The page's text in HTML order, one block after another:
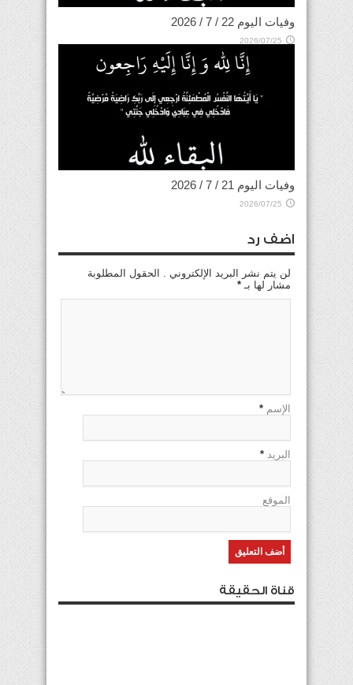
وفيات اليوم 22 / 7 / 2026
2026/07/25
وفيات اليوم 21 / 7 / 2026
2026/07/25
اضف رد
لن يتم نشر البريد الإلكتروني . الحقول المطلوبة
مشار لها بـ *
الإسم *
البريد *
الموقع
قناة الحقيقة